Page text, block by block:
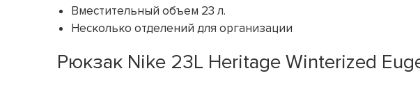
Вместительный объем 23 л.
Несколько отделений для организации
Рюкзак Nike 23L Heritage Winterized